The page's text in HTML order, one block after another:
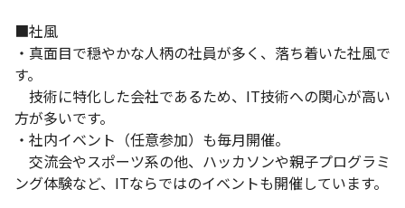
■社風
・真面目で穏やかな人柄の社員が多く、落ち着いた社風で
す。
技術に特化した会社であるため、IT技術への関心が高い
方が多いです。
・社内イベント（任意参加）も毎月開催。
交流会やスポーツ系の他、ハッカソンや親子プログラミ
ング体験など、ITならではのイベントも開催しています。